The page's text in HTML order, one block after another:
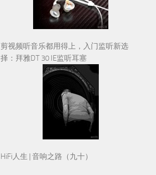
剪视频听音乐都用得上，入门监听新选
择：拜雅DT 30 IE监听耳塞
HiFi人生 | 音响之路（九十）